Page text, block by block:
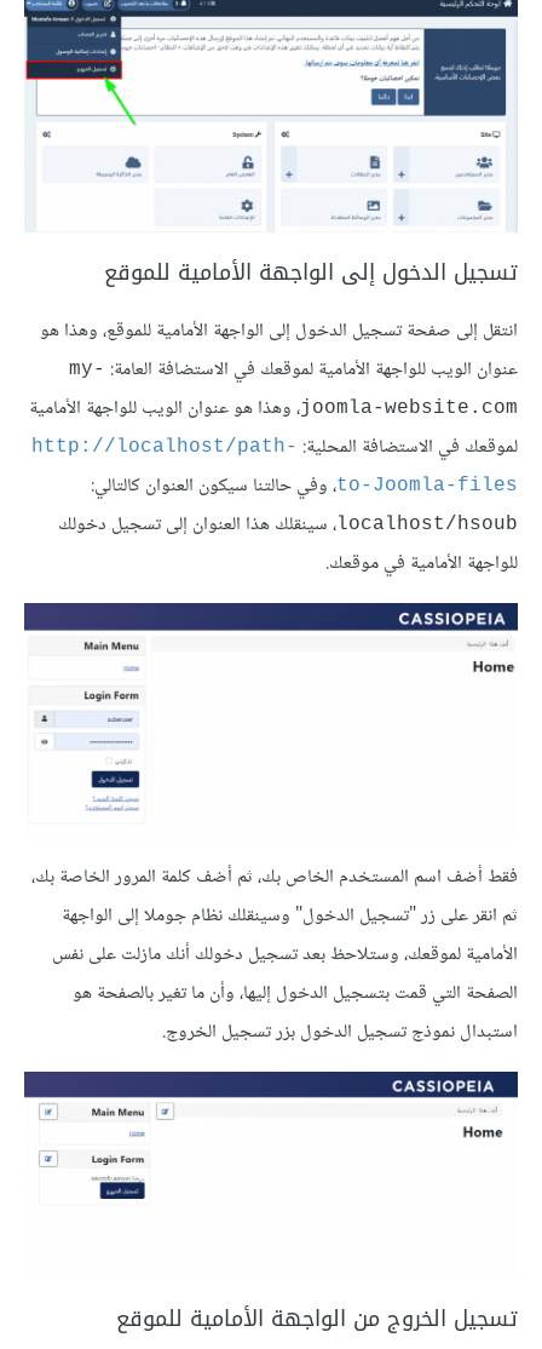
تسجيل الدخول إلى الواجهة الأمامية للموقع
انتقل إلى صفحة تسجيل الدخول إلى الواجهة الأمامية للموقع، وهذا هو
عنوان الويب للواجهة الأمامية لموقعك في الاستضافة العامة: my-
joomla-website.com، وهذا هو عنوان الويب للواجهة الأمامية
لموقعك في الاستضافة المحلية: http://localhost/path-
to-Joomla-files، وفي حالتنا سيكون العنوان كالتالي:
localhost/hsoub، سينقلك هذا العنوان إلى تسجيل دخولك
للواجهة الأمامية في موقعك.
فقط أضف اسم المستخدم الخاص بك، ثم أضف كلمة المرور الخاصة بك،
ثم انقر على زر "تسجيل الدخول" وسينقلك نظام جوملا إلى الواجهة
الأمامية لموقعك، وستلاحظ بعد تسجيل دخولك أنك مازلت على نفس
الصفحة التي قمت بتسجيل الدخول إليها، وأن ما تغير بالصفحة هو
استبدال نموذج تسجيل الدخول بزر تسجيل الخروج.
تسجيل الخروج من الواجهة الأمامية للموقع